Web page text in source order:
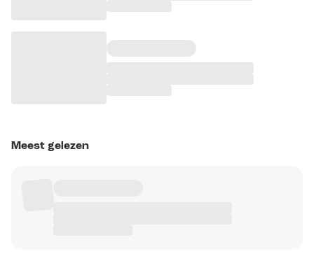
Meest gelezen